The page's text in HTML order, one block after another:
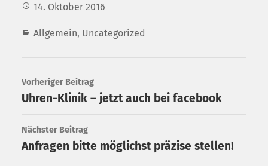
14. Oktober 2016
Allgemein, Uncategorized
Vorheriger Beitrag
Uhren-Klinik – jetzt auch bei facebook
Nächster Beitrag
Anfragen bitte möglichst präzise stellen!